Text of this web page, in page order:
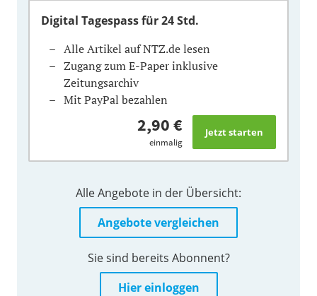
Digital Tagespassfür 24 Std.
Alle Artikel auf NTZ.de lesen
Zugang zum E-Paper inklusive
Zeitungsarchiv
Mit PayPal bezahlen
2,90 €
einmalig
Alle Angebote in der Übersicht:
Angebote vergleichen
Sie sind bereits Abonnent?
Hier einloggen